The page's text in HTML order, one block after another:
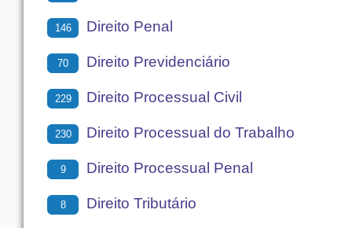
146 Direito Penal
70 Direito Previdenciário
229 Direito Processual Civil
230 Direito Processual do Trabalho
9 Direito Processual Penal
8 Direito Tributário